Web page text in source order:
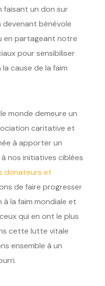
faisant un don sur
bénévole
en partageant notre
pour sensibiliser
cause de la faim
monde demeure un
caritative et
à apporter un
nos initiatives ciblées
donateurs et
de faire progresser
la faim mondiale et
qui en ont le plus
cette lutte vitale
ensemble à un